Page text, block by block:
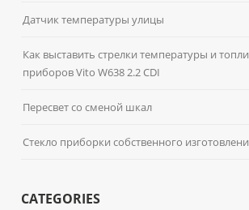
Датчик температуры улицы
Как выставить стрелки температуры и
приборов Vito W638 2.2 CDI
Пересвет со сменой шкал
Стекло приборки собственного
CATEGORIES